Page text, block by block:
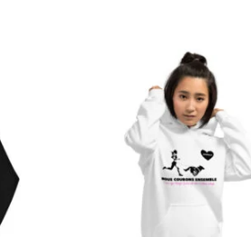
Plage
de
prix :
30.00€
33.60€
Ce
produit
a
plusieurs
variations.
Les
options
peuvent